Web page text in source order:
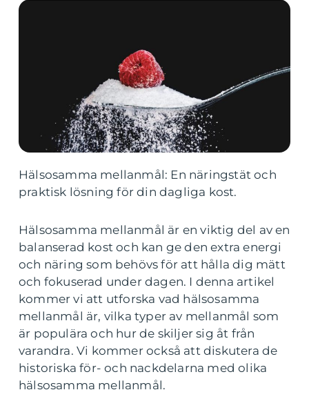
Hälsosamma mellanmål: En näringstät och
praktisk lösning för din dagliga kost.
Hälsosamma mellanmål är en viktig del av en
balanserad kost och kan ge den extra energi
och näring som behövs för att hålla dig mätt
och fokuserad under dagen. I denna artikel
kommer vi att utforska vad hälsosamma
mellanmål är, vilka typer av mellanmål som
är populära och hur de skiljer sig åt från
varandra. Vi kommer också att diskutera de
historiska för- och nackdelarna med olika
hälsosamma mellanmål.